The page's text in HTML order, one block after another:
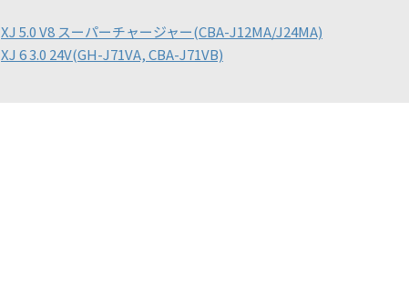
XJ 5.0 V8 スーパーチャージャー(CBA-J12MA/J24MA)
XJ 6 3.0 24V(GH-J71VA, CBA-J71VB)